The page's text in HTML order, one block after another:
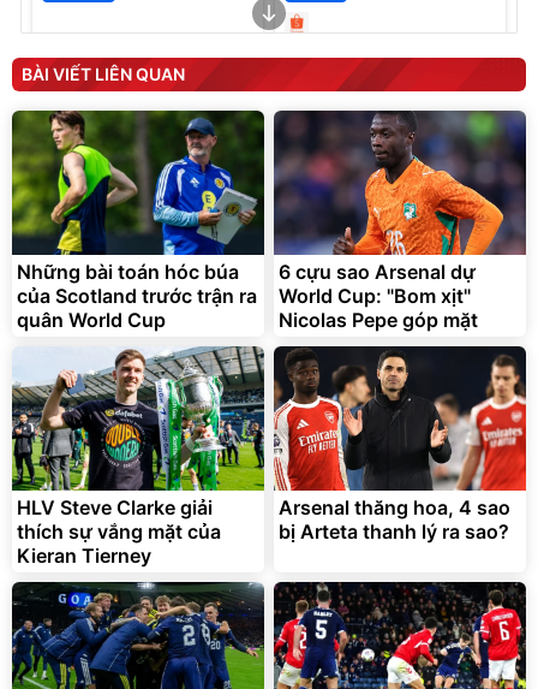
Máy ép chậm trái cây
Elmich JEE 1855OL
3.000.000đ
2.143.650
Flash Sale
Máy rửa xe cầm tay xịt rửa
cao áp có tạo bọt tuyết
399.000 đ
Đã bán nhiều
Bạt phủ xe ô tô cao cấp,
tráng nhôm 03 lớp
392.000
325.000đ
Đã bán nhiều
Xe đạp điện trợ lực G-
Force C14 gấp gọn bỏ cốp
tiện lợi
9.900.000
7.092.000đ
Đang xem nhiều
BÀI VIẾT LIÊN QUAN
Những bài toán hóc búa
của Scotland trước trận ra
quân World Cup
6 cựu sao Arsenal dự
World Cup: "Bom xịt"
Nicolas Pepe góp mặt
HLV Steve Clarke giải
thích sự vắng mặt của
Kieran Tierney
Arsenal thăng hoa, 4 sao
bị Arteta thanh lý ra sao?